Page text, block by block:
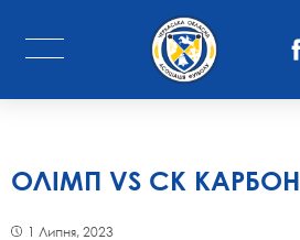
ОЛІМП VS СК КАРБОН
1 Липня, 2023